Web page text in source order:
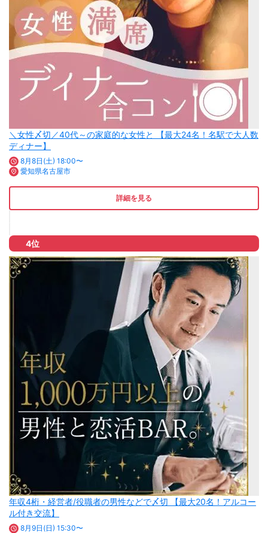
＼女性〆切／40代～の家庭的な女性と 【最大24名！名駅で大人数
ディナー】
8月8日(土) 18:00〜
愛知県名古屋市
詳細を見る
4位
年収4桁・経営者/役職者の男性などで〆切 【最大20名！アルコー
ル付き交流】
8月9日(日) 15:30〜